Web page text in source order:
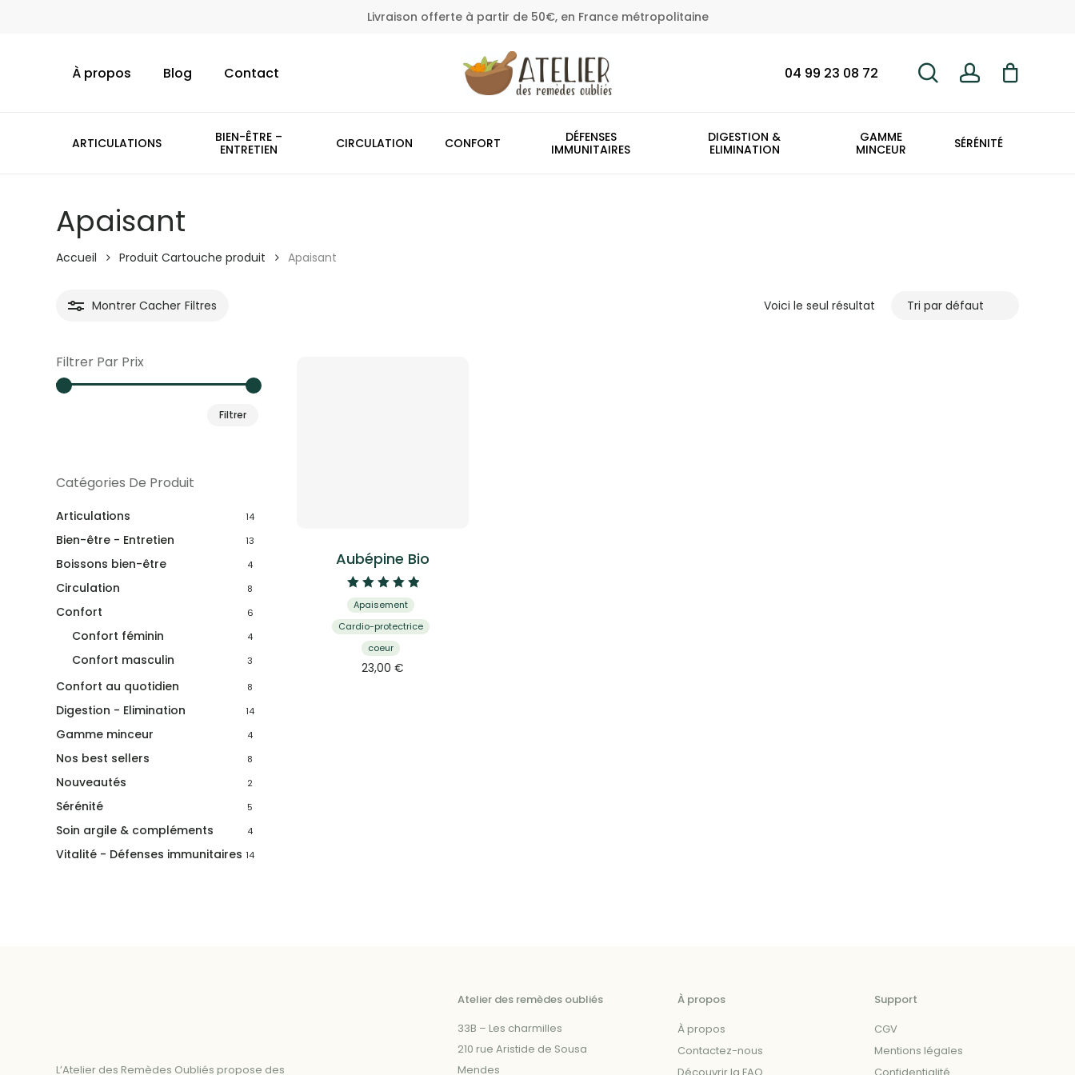
Livraison offerte à partir de 50€, en France métropolitaine
À propos Blog Contact 04 99 23 08 72
ARTICULATIONS
BIEN-ÊTRE –
ENTRETIEN
CIRCULATION CONFORT
DÉFENSES
IMMUNITAIRES
DIGESTION &
ELIMINATION
GAMME
MINCEUR
SÉRÉNITÉ
Apaisant
Accueil Produit Cartouche produit Apaisant
Montrer Cacher Filtres Voici le seul résultat
Filtrer Par Prix
Filtrer
Catégories De Produit
Articulations 14
Bien-être - Entretien 13
Boissons bien-être 4
Circulation 8
Confort 6
Confort féminin 4
Confort masculin 3
Confort au quotidien 8
Digestion - Elimination 14
Gamme minceur 4
Nos best sellers 8
Nouveautés 2
Sérénité 5
Soin argile & compléments 4
Vitalité - Défenses immunitaires 14
Aubépine Bio
Note
5.00
sur 5
Apaisement
Cardio-protectrice
coeur
23,00€
L’Atelier des Remèdes Oubliés propose des
Atelier des remèdes oubliés
33B – Les charmilles
210 rue Aristide de Sousa
Mendes
À propos
À propos
Contactez-nous
Support
CGV
Mentions légales